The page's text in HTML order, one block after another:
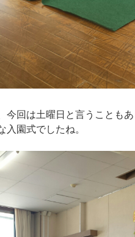
今回は土曜日と言うことも
入園式でしたね。